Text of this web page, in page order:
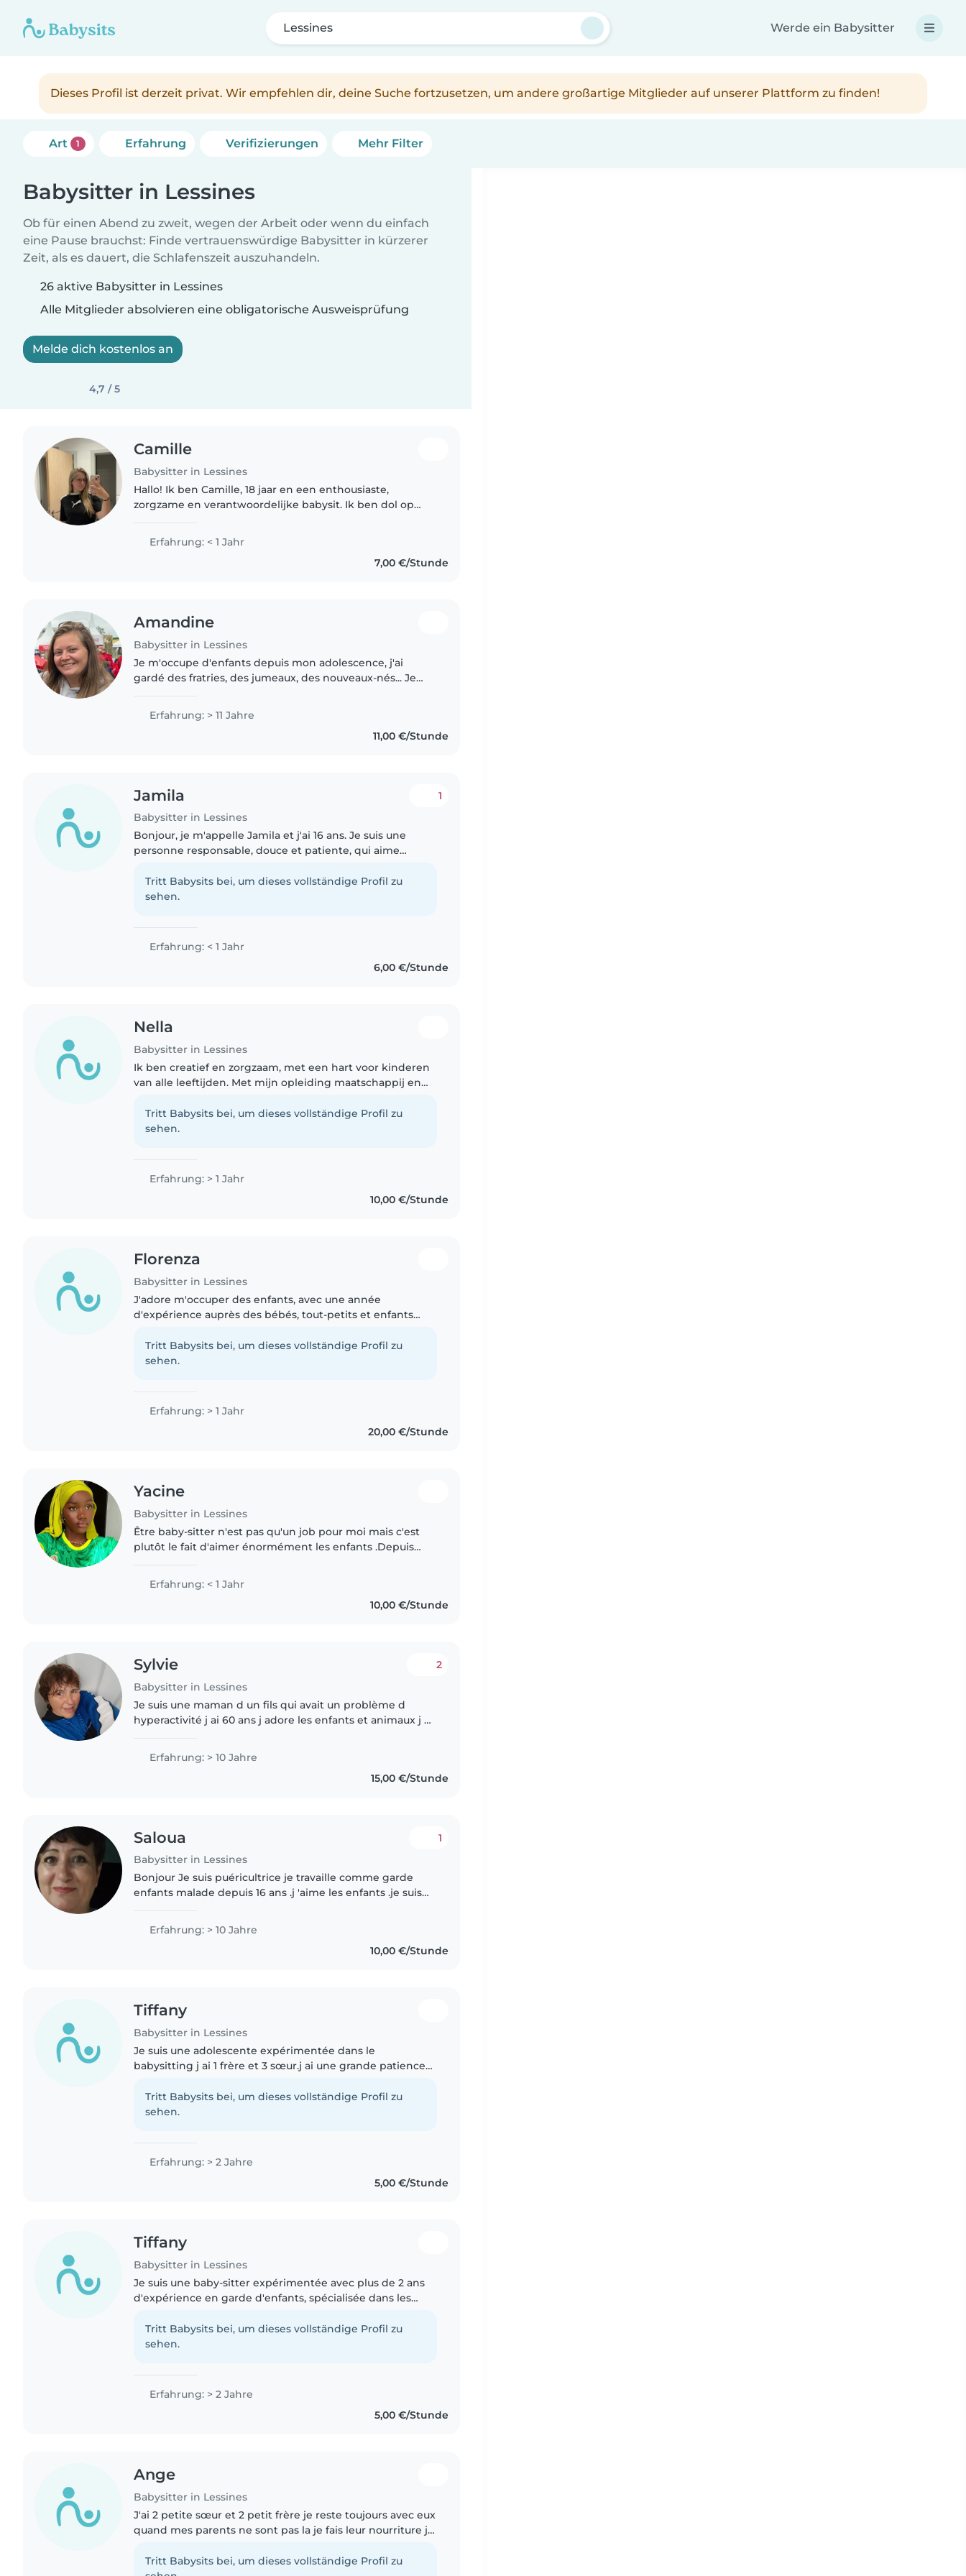
Lessines Werde ein Babysitter
Dieses Profil ist derzeit privat. Wir empfehlen dir, deine Suche fortzusetzen, um andere großartige Mitglieder auf unserer Plattform zu finden!
Art 1 Erfahrung Verifizierungen Mehr Filter
Babysitter in Lessines
Ob für einen Abend zu zweit, wegen der Arbeit oder wenn du einfach
eine Pause brauchst: Finde vertrauenswürdige Babysitter in kürzerer
Zeit, als es dauert, die Schlafenszeit auszuhandeln.
26 aktive Babysitter in Lessines
Alle Mitglieder absolvieren eine obligatorische Ausweisprüfung
Melde dich kostenlos an
4,7 / 5
Camille
Babysitter in Lessines
Hallo! Ik ben Camille, 18 jaar en een enthousiaste,
zorgzame en verantwoordelijke babysit. Ik ben dol op
knutselen, voor te lezen..
Erfahrung: < 1 Jahr
7,00 €/Stunde
Amandine
Babysitter in Lessines
Je m'occupe d'enfants depuis mon adolescence, j'ai
gardé des fratries, des jumeaux, des nouveaux-nés... Je
Erfahrung: > 11 Jahre
11,00 €/Stunde
Jamila
Babysitter in Lessines
1
Bonjour, je m'appelle Jamila et j'ai 16 ans. Je suis une
personne responsable, douce et patiente, qui aime
l'expérience avec..
Tritt Babysits bei, um dieses vollständige Profil zu
sehen.
Erfahrung: < 1 Jahr
6,00 €/Stunde
Nella
Babysitter in Lessines
Ik ben creatief en zorgzaam, met een hart voor kinderen
van alle leeftijden. Met mijn opleiding maatschappij en
spelletjes..
Tritt Babysits bei, um dieses vollständige Profil zu
sehen.
Erfahrung: > 1 Jahr
10,00 €/Stunde
Florenza
Babysitter in Lessines
J'adore m'occuper des enfants, avec une année
d'expérience auprès des bébés, tout-petits et enfants
activités ludiques, des..
Tritt Babysits bei, um dieses vollständige Profil zu
sehen.
Erfahrung: > 1 Jahr
20,00 €/Stunde
Yacine
Babysitter in Lessines
Être baby-sitter n'est pas qu'un job pour moi mais c'est
plutôt le fait d'aimer énormément les enfants .Depuis
même me surnomme..
Erfahrung: < 1 Jahr
10,00 €/Stunde
Sylvie
Babysitter in Lessines
2
Je suis une maman d un fils qui avait un problème d
hyperactivité j ai 60 ans j adore les enfants et animaux j ai
Erfahrung: > 10 Jahre
15,00 €/Stunde
Saloua
Babysitter in Lessines
1
Bonjour Je suis puéricultrice je travaille comme garde
enfants malade depuis 16 ans .j 'aime les enfants .je suis
contactez..
Erfahrung: > 10 Jahre
10,00 €/Stunde
Tiffany
Babysitter in Lessines
Je suis une adolescente expérimentée dans le
babysitting j ai 1 frère et 3 sœur.j ai une grande patience
m amuser avec..
Tritt Babysits bei, um dieses vollständige Profil zu
sehen.
Erfahrung: > 2 Jahre
5,00 €/Stunde
Tiffany
Babysitter in Lessines
Je suis une baby-sitter expérimentée avec plus de 2 ans
d'expérience en garde d'enfants, spécialisée dans les
en m'occupant..
Tritt Babysits bei, um dieses vollständige Profil zu
sehen.
Erfahrung: > 2 Jahre
5,00 €/Stunde
Ange
Babysitter in Lessines
J'ai 2 petite sœur et 2 petit frère je reste toujours avec eux
quand mes parents ne sont pas la je fais leur nourriture je
Tritt Babysits bei, um dieses vollständige Profil zu